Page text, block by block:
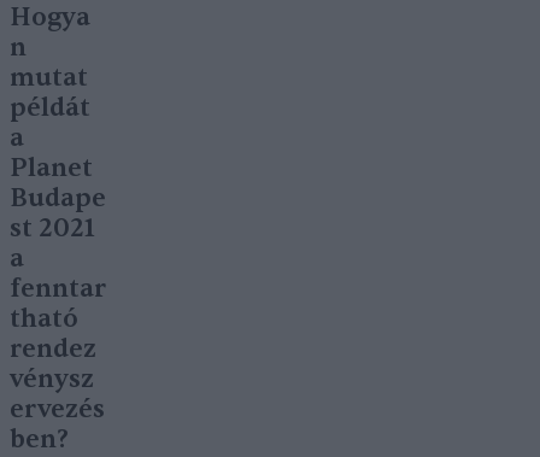
Hogya
n
mutat
példát
a
Planet
Budape
st 2021
a
fenntar
tható
rendez
vénysz
ervezés
ben?